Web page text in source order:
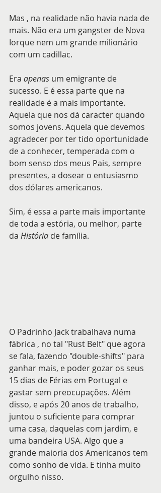
Mas , na realidade não havia nada de
mais. Não era um gangster de Nova
Iorque nem um grande milionário
com um cadillac.
Era apenas um emigrante de
sucesso. E é essa parte que na
realidade é a mais importante.
Aquela que nos dá caracter quando
somos jovens. Aquela que devemos
agradecer por ter tido oportunidade
de a conhecer, temperada com o
bom senso dos meus Pais, sempre
presentes, a dosear o entusiasmo
dos dólares americanos.
Sim, é essa a parte mais importante
de toda a estória, ou melhor, parte
da História de família.
O Padrinho Jack trabalhava numa
fábrica , no tal "Rust Belt" que agora
se fala, fazendo "double-shifts" para
ganhar mais, e poder gozar os seus
15 dias de Férias em Portugal e
gastar sem preocupações. Além
disso, e após 20 anos de trabalho,
juntou o suficiente para comprar
uma casa, daquelas com jardim, e
uma bandeira USA. Algo que a
grande maioria dos Americanos tem
como sonho de vida. E tinha muito
orgulho nisso.